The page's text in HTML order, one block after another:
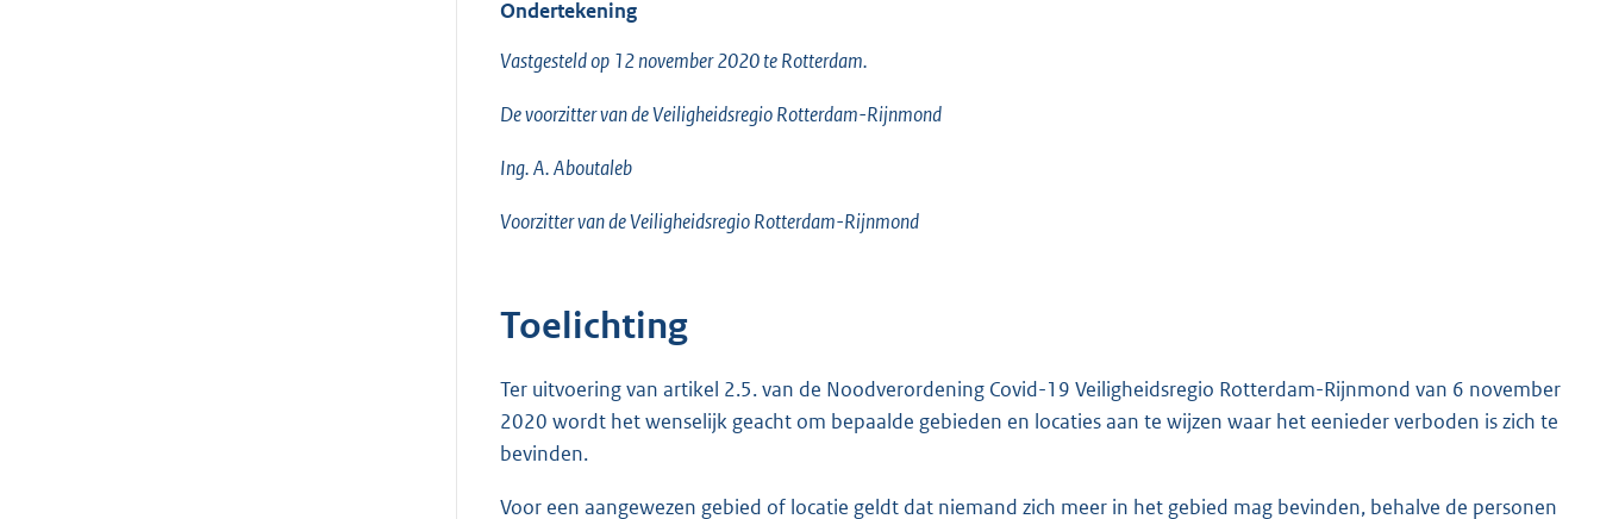
Ondertekening
Vastgesteld op 12 november 2020 te Rotterdam.
De voorzitter van de Veiligheidsregio Rotterdam-Rijnmond
Ing. A. Aboutaleb
Voorzitter van de Veiligheidsregio Rotterdam-Rijnmond
Toelichting
Ter uitvoering van artikel 2.5. van de Noodverordening Covid-19 Veiligheidsregio Rotterdam-Rijnmond van 6 november
2020 wordt het wenselijk geacht om bepaalde gebieden en locaties aan te wijzen waar het eenieder verboden is zich te
bevinden.
Voor een aangewezen gebied of locatie geldt dat niemand zich meer in het gebied mag bevinden, behalve de personen